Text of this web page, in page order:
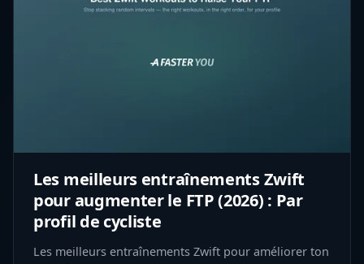
Les meilleurs entraînements Zwift
pour augmenter le FTP (2026) : Par
profil de cycliste
Les meilleurs entraînements Zwift pour améliorer ton